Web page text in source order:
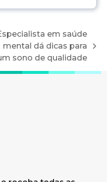
em saúde
mental dá dicas para
sono de qualidade